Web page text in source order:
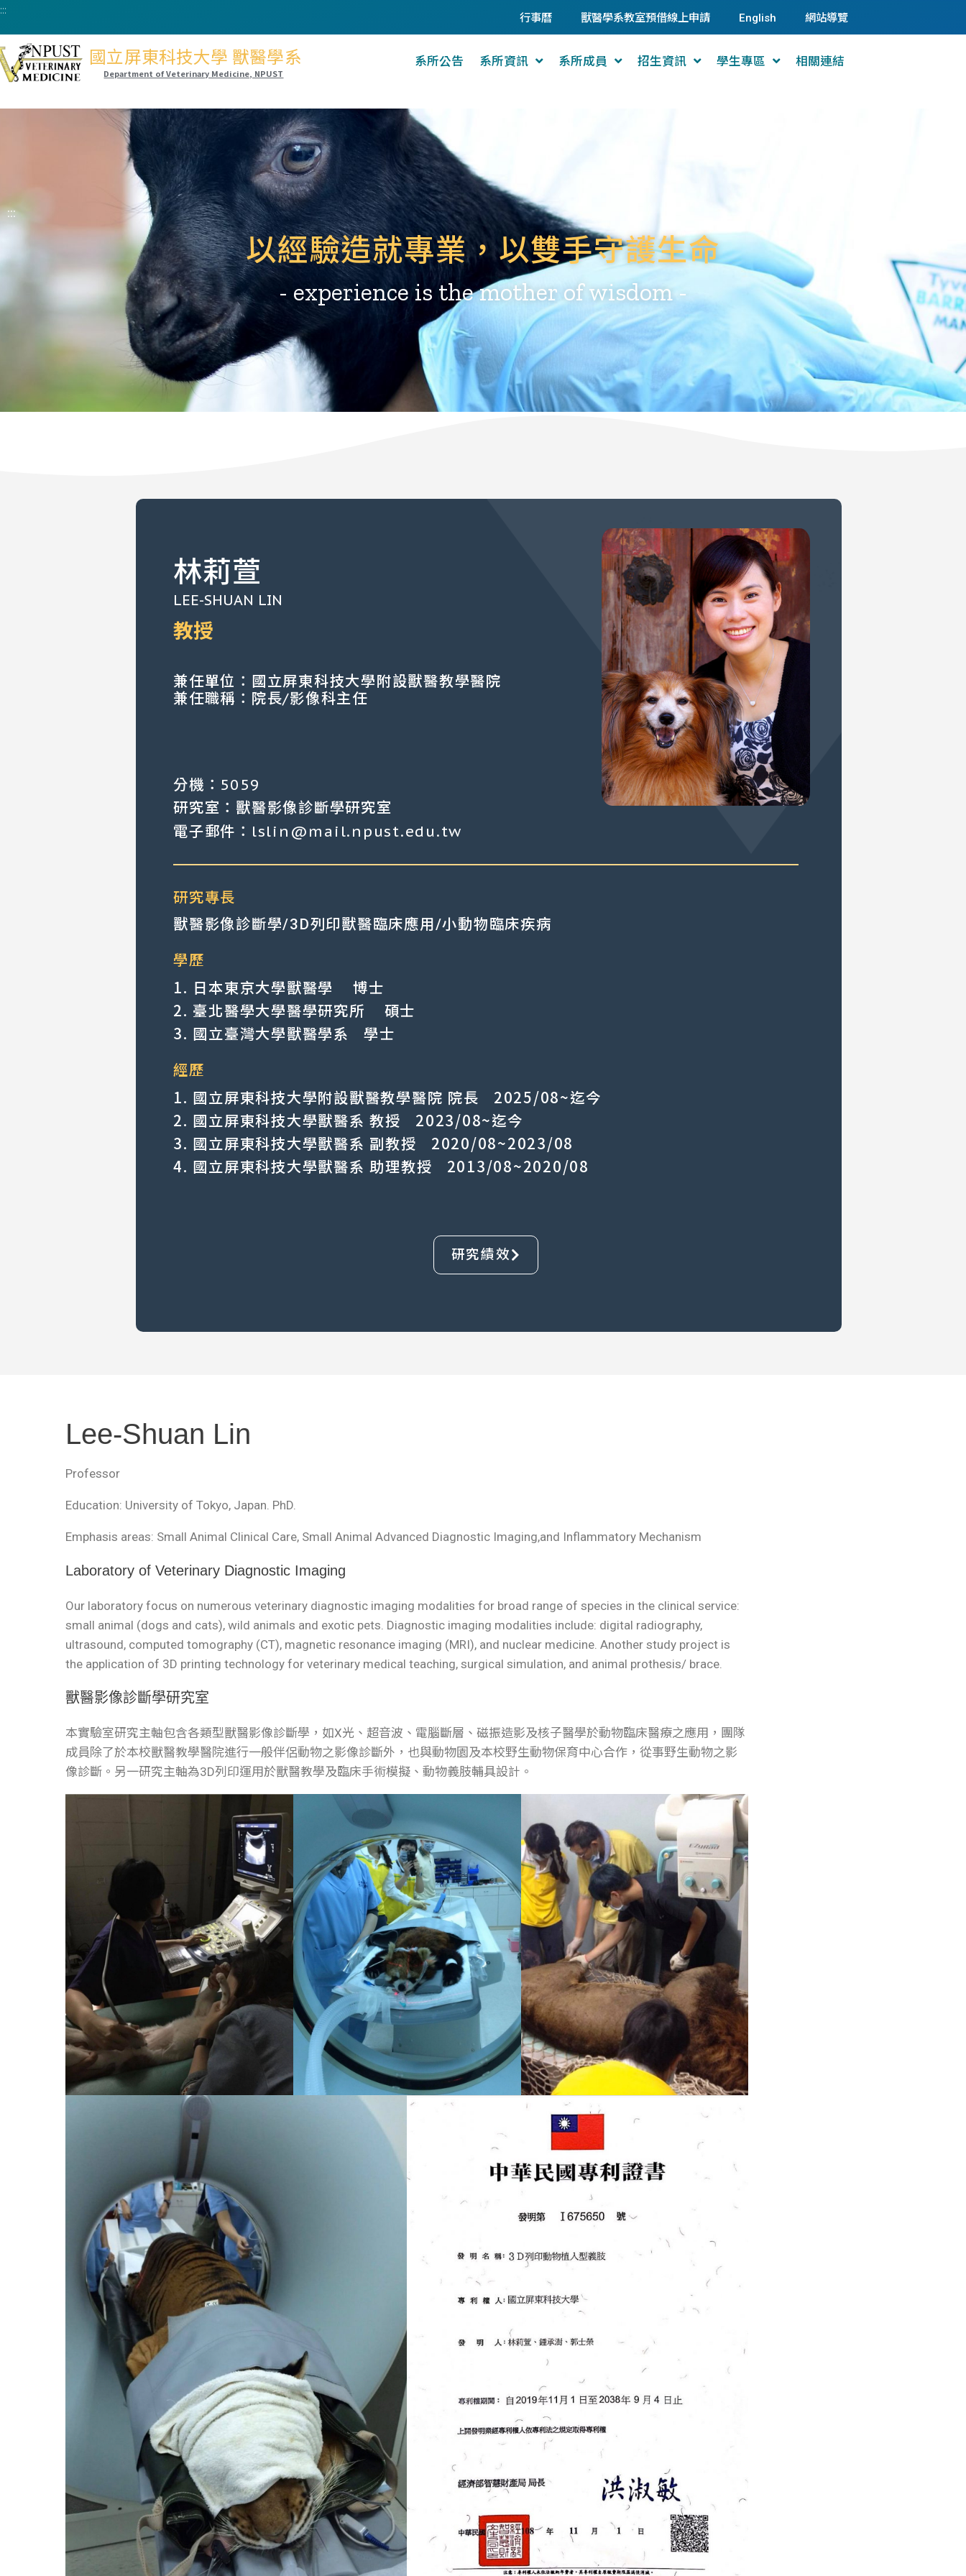
:::
行事曆 獸醫學系教室預借線上申請 English 網站導覽
國立屏東科技大學 獸醫學系
Department of Veterinary Medicine, NPUST
系所公告 系所資訊 系所成員 招生資訊 學生專區 相關連結
:::
以經驗造就專業，以雙手守護生命
- experience is the mother of wisdom -
林莉萱
LEE-SHUAN LIN
教授
兼任單位：國立屏東科技大學附設獸醫教學醫院
兼任職稱：院長/影像科主任
分機：5059
研究室：獸醫影像診斷學研究室
電子郵件：lslin@mail.npust.edu.tw
研究專長
獸醫影像診斷學/3D列印獸醫臨床應用/小動物臨床疾病
學歷
1. 日本東京大學獸醫學 博士
2. 臺北醫學大學醫學研究所 碩士
3. 國立臺灣大學獸醫學系 學士
經歷
1. 國立屏東科技大學附設獸醫教學醫院 院長 2025/08~迄今
2. 國立屏東科技大學獸醫系 教授 2023/08~迄今
3. 國立屏東科技大學獸醫系 副教授 2020/08~2023/08
4. 國立屏東科技大學獸醫系 助理教授 2013/08~2020/08
研究績效
Lee-Shuan Lin
Professor
Education: University of Tokyo, Japan. PhD.
Emphasis areas: Small Animal Clinical Care, Small Animal Advanced Diagnostic Imaging,and Inflammatory Mechanism
Laboratory of Veterinary Diagnostic Imaging
Our laboratory focus on numerous veterinary diagnostic imaging modalities for broad range of species in the clinical service:
small animal (dogs and cats), wild animals and exotic pets. Diagnostic imaging modalities include: digital radiography,
ultrasound, computed tomography (CT), magnetic resonance imaging (MRI), and nuclear medicine. Another study project is
the application of 3D printing technology for veterinary medical teaching, surgical simulation, and animal prothesis/ brace.
獸醫影像診斷學研究室
本實驗室研究主軸包含各類型獸醫影像診斷學，如X光、超音波、電腦斷層、磁振造影及核子醫學於動物臨床醫療之應用，團隊
成員除了於本校獸醫教學醫院進行一般伴侶動物之影像診斷外，也與動物園及本校野生動物保育中心合作，從事野生動物之影
像診斷。另一研究主軸為3D列印運用於獸醫教學及臨床手術模擬、動物義肢輔具設計。